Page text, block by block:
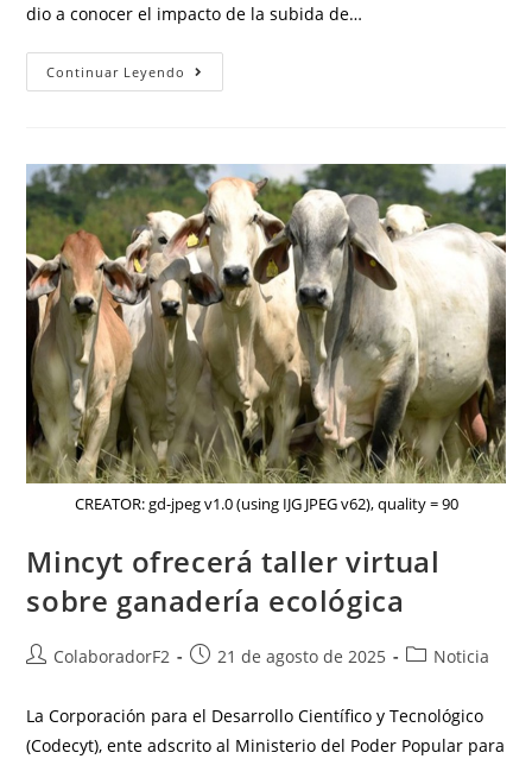
dio a conocer el impacto de la subida de…
Continuar Leyendo
CREATOR: gd-jpeg v1.0 (using IJG JPEG v62), quality = 90
Mincyt ofrecerá taller virtual
sobre ganadería ecológica
ColaboradorF2 21 de agosto de 2025 Noticia
La Corporación para el Desarrollo Científico y Tecnológico
(Codecyt), ente adscrito al Ministerio del Poder Popular para